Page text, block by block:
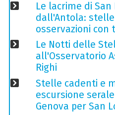
Le lacrime di
dall'Antola:
osservazioni con
Le Notti delle
all'Osservatorio
Righi
Stelle cadenti e
escursione
Genova per San